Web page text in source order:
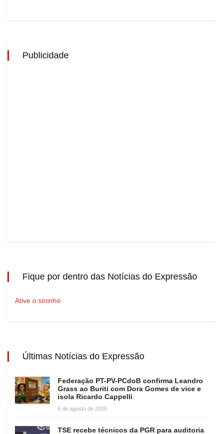
Publicidade
Fique por dentro das Notícias do Expressão
Ative o sininho
Últimas Notícias do Expressão
Federação PT-PV-PCdoB confirma Leandro
Grass ao Buriti com Dora Gomes de vice e
isola Ricardo Cappelli
6 de agosto de 2026
TSE recebe técnicos da PGR para auditoria